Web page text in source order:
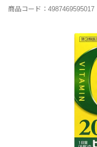
商品コード： 4987469595017